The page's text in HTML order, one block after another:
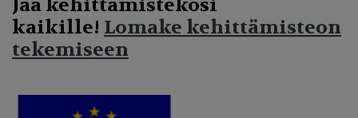
Jaa kehittämistekosi
kaikille! Lomake kehittämisteon
tekemiseen